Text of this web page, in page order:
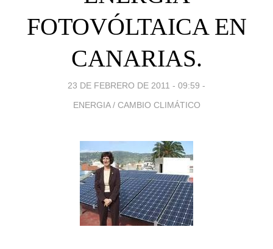
FOTOVÓLTAICA EN
CANARIAS.
23 DE FEBRERO DE 2011 - 09:59 -
ENERGIA / CAMBIO CLIMÁTICO